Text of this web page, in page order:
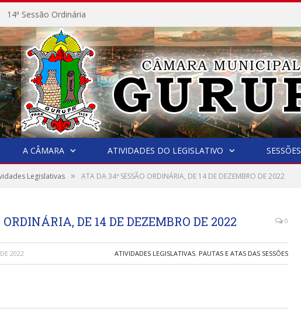
14ª Sessão Ordinária
A CÂMARA ATIVIDADES DO LEGISLATIVO SESSÕES
Legislativas » ATA DA 34ª SESSÃO ORDINÁRIA, DE 14 DE DEZEMBRO DE 2022
DE 14 DE DEZEMBRO DE 2022 0
2022 ATIVIDADES LEGISLATIVAS, PAUTAS E ATAS DAS SESSÕES